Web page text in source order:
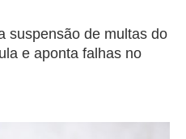
suspensão de multas do
e aponta falhas no